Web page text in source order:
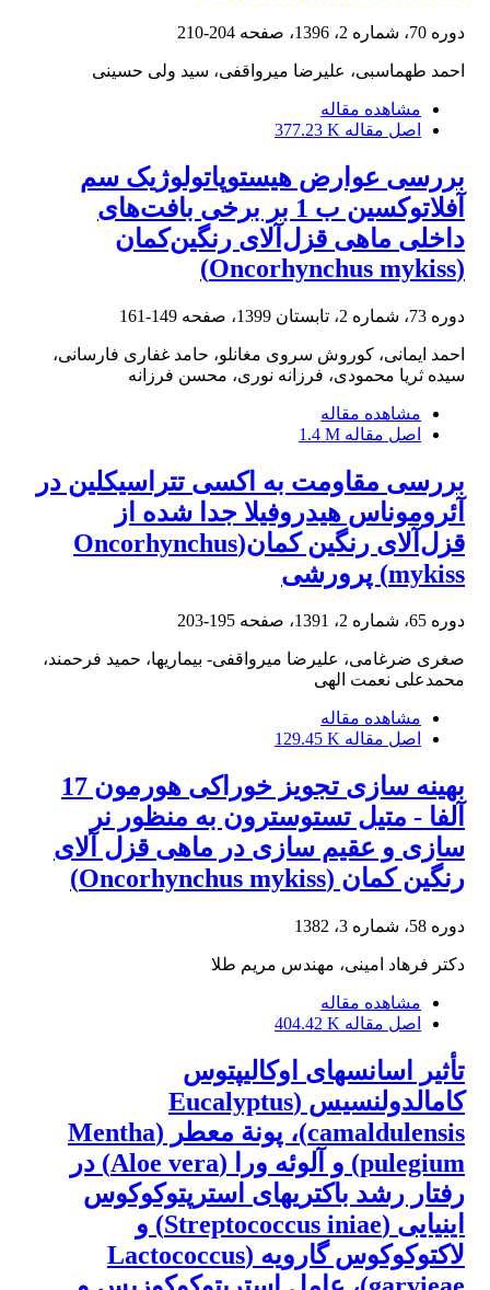
دوره 70، شماره 2، 1396، صفحه 204-210
احمد طهماسبی، علیرضا میرواقفی، سید ولی حسینی
مشاهده مقاله
اصل مقاله 377.23 K
بررسی عوارض هیستوپاتولوژیک سم
آفلاتوکسین ب 1 بر برخی بافت‌های
داخلی ماهی قزل‌آلای رنگین‌کمان
(Oncorhynchus mykiss)
دوره 73، شماره 2، تابستان 1399، صفحه 149-161
احمد ایمانی، کوروش سروی مغانلو، حامد غفاری فارسانی،
سیده ثریا محمودی، فرزانه نوری، محسن فرزانه
مشاهده مقاله
اصل مقاله 1.4 M
بررسی مقاومت به اکسی تتراسیکلین در
آئروموناس هیدروفیلا جدا شده از
قزل‌آلای رنگین کمان(Oncorhynchus
mykiss) پرورشی
دوره 65، شماره 2، 1391، صفحه 195-203
صغری ضرغامی، علیرضا میرواقفی- بیماریها، حمید فرحمند،
محمدعلی نعمت الهی
مشاهده مقاله
اصل مقاله 129.45 K
بهینه سازی تجویز خوراکی هورمون 17
آلفا - متیل تستوسترون به منظور نر
سازی و عقیم سازی در ماهی قزل آلای
رنگین کمان (Oncorhynchus mykiss)
دوره 58، شماره 3، 1382
دکتر فرهاد امینی، مهندس مریم طلا
مشاهده مقاله
اصل مقاله 404.42 K
تأثیر اسانس‏های اوکالیپتوس
کامالدولنسیس (Eucalyptus
camaldulensis)، پونة معطر (Mentha
pulegium) و آلوئه ورا (Aloe vera) در
رفتار رشد باکتری‏های استرپتوکوکوس
اینیایی (Streptococcus iniae) و
لاکتوکوکوس گارویه (Lactococcus